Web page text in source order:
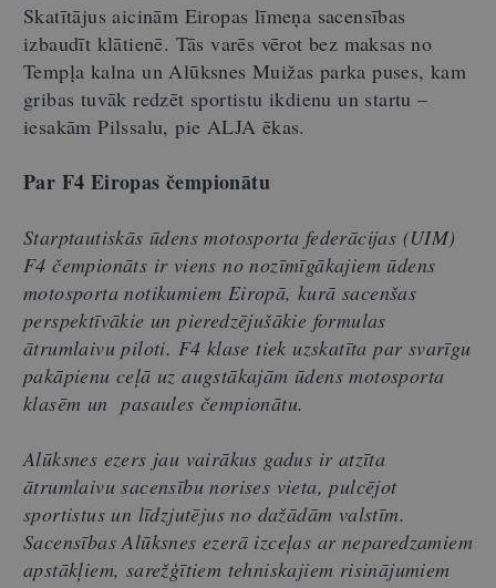
Skatītājus aicinām Eiropas līmeņa sacensības
izbaudīt klātienē. Tās varēs vērot bez maksas no
Tempļa kalna un Alūksnes Muižas parka puses, kam
gribas tuvāk redzēt sportistu ikdienu un startu –
iesakām Pilssalu, pie ALJA ēkas.
Par F4 Eiropas čempionātu
Starptautiskās ūdens motosporta federācijas (UIM)
F4 čempionāts ir viens no nozīmīgākajiem ūdens
motosporta notikumiem Eiropā, kurā sacenšas
perspektīvākie un pieredzējušākie formulas
ātrumlaivu piloti. F4 klase tiek uzskatīta par svarīgu
pakāpienu ceļā uz augstākajām ūdens motosporta
klasēm un pasaules čempionātu.
Alūksnes ezers jau vairākus gadus ir atzīta
ātrumlaivu sacensību norises vieta, pulcējot
sportistus un līdzjutējus no dažādām valstīm.
Sacensības Alūksnes ezerā izceļas ar neparedzamiem
apstākļiem, sarežģītiem tehniskajiem risinājumiem